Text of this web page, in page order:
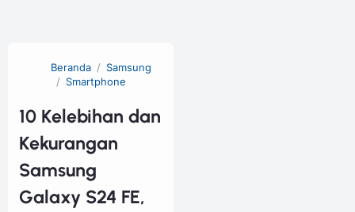
Beranda
Samsung
Smartphone
10 Kelebihan dan
Kekurangan
Samsung
Galaxy S24 FE,